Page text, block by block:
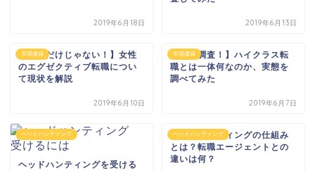
2019年6月18日 2019年6月13日
市場価値
【男性だけじゃない！】女性
のエグゼクティブ転職につい
て現状を解説
2019年6月10日
市場価値
【徹底調査！】ハイクラス転
職とは一体何なのか、実態を
調べてみた
2019年6月7日
ヘッドハンティング
ヘッドハンティングを受ける
ヘッドハンティング
ヘッドハンティングの仕組み
とは？転職エージェントとの
違いは何？